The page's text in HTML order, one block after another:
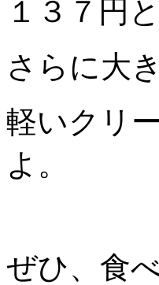
１３７円
さらに大
軽いクリ
よ。
ぜひ、食